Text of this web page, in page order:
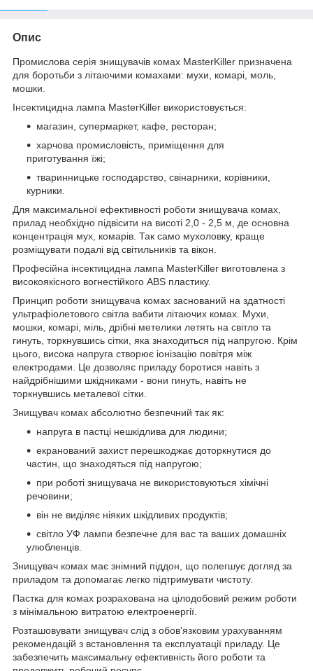
Опис
Промислова серія знищувачів комах MasterKiller призначена
для боротьби з літаючими комахами: мухи, комарі, моль,
мошки.
Інсектицидна лампа MasterKiller використовується:
магазин, супермаркет, кафе, ресторан;
харчова промисловість, приміщення для
приготування їжі;
тваринницьке господарство, свінарники, корівники,
курники.
Для максимальної ефективності роботи знищувача комах,
прилад необхідно підвісити на висоті 2,0 - 2,5 м, де основна
концентрація мух, комарів. Так само мухоловку, краще
розміщувати подалі від світильників та вікон.
Професійна інсектицидна лампа MasterKiller виготовлена з
високоякісного вогнестійкого ABS пластику.
Принцип роботи знищувача комах заснований на здатності
ультрафіолетового світла вабити літаючих комах. Мухи,
мошки, комарі, міль, дрібні метелики летять на світло та
гинуть, торкнувшись сітки, яка знаходиться під напругою. Крім
цього, висока напруга створює іонізацію повітря між
електродами. Це дозволяє приладу боротися навіть з
найдрібнішими шкідниками - вони гинуть, навіть не
торкнувшись металевої сітки.
Знищувач комах абсолютно безпечний так як:
напруга в пастці нешкідлива для людини;
екранований захист перешкоджає доторкнутися до
частин, що знаходяться під напругою;
при роботі знищувача не використовуються хімічні
речовини;
він не виділяє ніяких шкідливих продуктів;
світло УФ лампи безпечне для вас та ваших домашніх
улюбленців.
Знищувач комах має знімний піддон, що полегшує догляд за
приладом та допомагає легко підтримувати чистоту.
Пастка для комах розрахована на цілодобовий режим роботи
з мінімальною витратою електроенергії.
Розташовувати знищувач слід з обов'язковим урахуванням
рекомендацій з встановлення та експлуатації приладу. Це
забезпечить максимальну ефективність його роботи та